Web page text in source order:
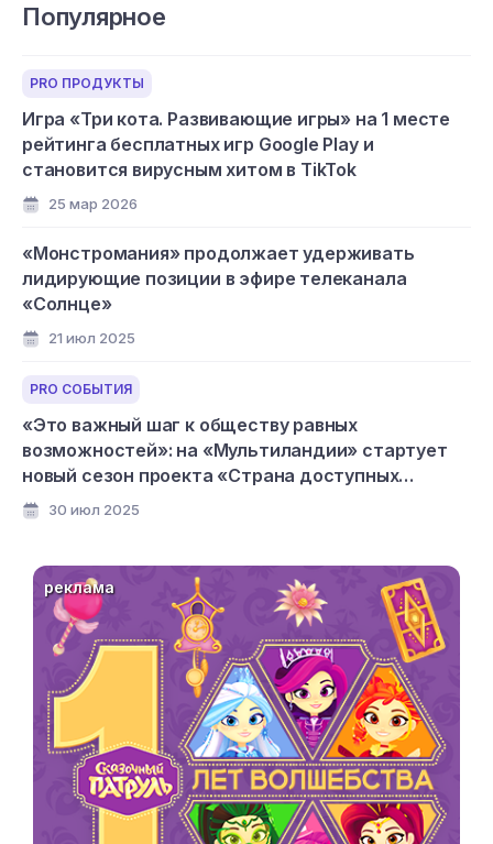
Популярное
PRO ПРОДУКТЫ
Игра «Три кота. Развивающие игры» на 1 месте
рейтинга бесплатных игр Google Play и
становится вирусным хитом в TikTok
25 мар 2026
«Монстромания» продолжает удерживать
лидирующие позиции в эфире телеканала
«Солнце»
21 июл 2025
PRO СОБЫТИЯ
«Это важный шаг к обществу равных
возможностей»: на «Мультиландии» стартует
новый сезон проекта «Страна доступных
мультфильмов»
30 июл 2025
реклама